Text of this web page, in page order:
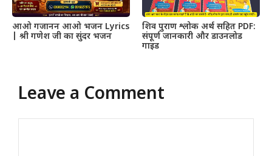
आओ गजानन आओ भजन Lyrics
| श्री गणेश जी का सुंदर भजन
शिव पुराण श्लोक अर्थ सहित PDF:
संपूर्ण जानकारी और डाउनलोड
गाइड
Leave a Comment